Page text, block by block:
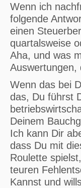
Wenn ich
folgende
einen
quartalsweise
Aha, und was
Auswertungen,
Wenn das bei
das, Du führst
Deinem
Ich kann Dir
dass Du mit
Roulette
teuren
Kannst und